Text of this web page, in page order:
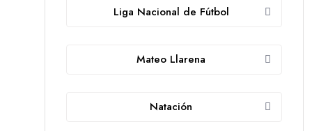
Liga Nacional de Fútbol
Mateo Llarena
Natación